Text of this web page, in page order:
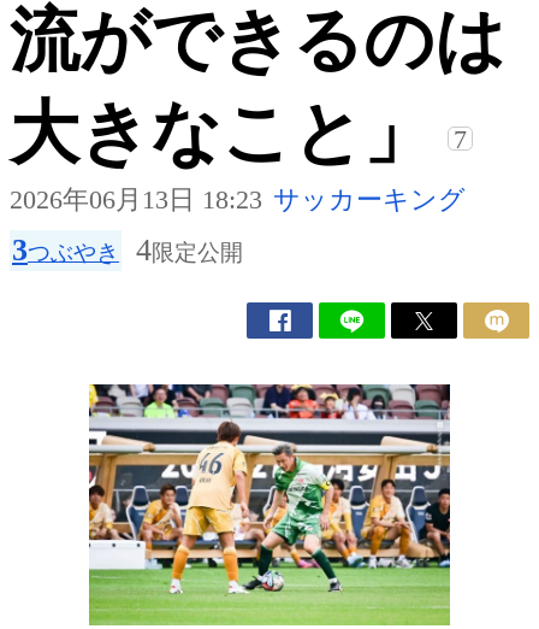
流ができるのは
大きなこと」
7
2026年06月13日 18:23 サッカーキング
3つぶやき 4限定公開